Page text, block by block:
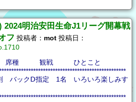
2024明治安田生命J1リーグ開幕戦
フ 投稿者： mot 投稿日：
席種 観戦 ひとこと
ックⅮ指定 1名 いろいろ楽しみす